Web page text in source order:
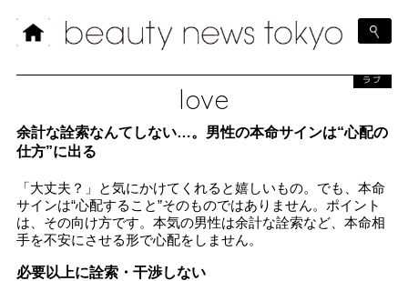
love
ラブ
余計な詮索なんてしない…。男性の本命サインは“心配の
仕方”に出る
「大丈夫？」と気にかけてくれると嬉しいもの。でも、本命
サインは“心配すること”そのものではありません。ポイント
は、その向け方です。本気の男性は余計な詮索など、本命相
手を不安にさせる形で心配をしません。
必要以上に詮索・干渉しない